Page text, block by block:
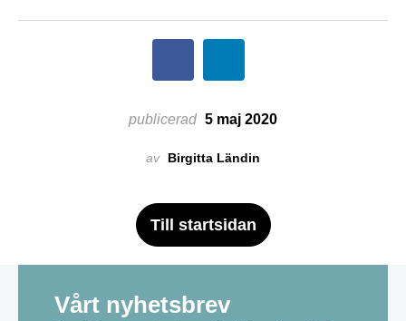
publicerad 5 maj 2020
av Birgitta Ländin
Till startsidan
Vårt nyhetsbrev